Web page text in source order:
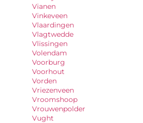
Vianen
Vinkeveen
Vlaardingen
Vlagtwedde
Vlissingen
Volendam
Voorburg
Voorhout
Vorden
Vriezenveen
Vroomshoop
Vrouwenpolder
Vught